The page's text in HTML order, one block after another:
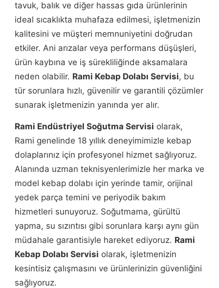
tavuk, balık ve diğer hassas gıda ürünlerinin
ideal sıcaklıkta muhafaza edilmesi, işletmenizin
kalitesini ve müşteri memnuniyetini doğrudan
etkiler. Ani arızalar veya performans düşüşleri,
ürün kaybına ve iş sürekliliğinde aksamalara
neden olabilir. Rami Kebap Dolabı Servisi, bu
tür sorunlara hızlı, güvenilir ve garantili çözümler
sunarak işletmenizin yanında yer alır.
Rami Endüstriyel Soğutma Servisi olarak,
Rami genelinde 18 yıllık deneyimimizle kebap
dolaplarınız için profesyonel hizmet sağlıyoruz.
Alanında uzman teknisyenlerimizle her marka ve
model kebap dolabı için yerinde tamir, orijinal
yedek parça temini ve periyodik bakım
hizmetleri sunuyoruz. Soğutmama, gürültü
yapma, su sızıntısı gibi sorunlara karşı aynı gün
müdahale garantisiyle hareket ediyoruz. Rami
Kebap Dolabı Servisi olarak, işletmenizin
kesintisiz çalışmasını ve ürünlerinizin güvenliğini
sağlıyoruz.